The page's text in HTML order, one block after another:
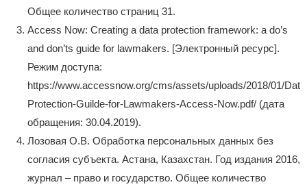
Общее количество страниц 31.
Access Now: Creating a data protection framework: a do’s
and don’ts guide for lawmakers. [Электронный ресурс].
Режим доступа:
https://www.accessnow.org/cms/assets/uploads/2018/01/
Protection-Guilde-for-Lawmakers-Access-Now.pdf/ (дата
обращения: 30.04.2019).
Лозовая О.В. Обработка персональных данных без
согласия субъекта. Астана, Казахстан. Год издания 2016,
журнал – право и государство. Общее количество